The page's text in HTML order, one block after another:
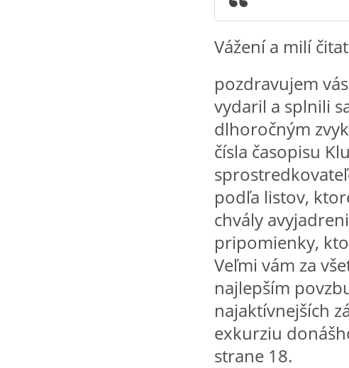
Vážení a milí
pozdravujem
vydaril a splnili
dlhoročným
čísla časopisu
podľa listov,
chvály
pripomienky,
Veľmi vám za
najlepším
najaktívnejších
exkurziu
strane 18.